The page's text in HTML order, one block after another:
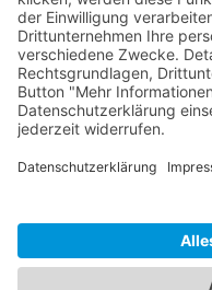
HOTLINE
PURELINK.DE
MARKEN